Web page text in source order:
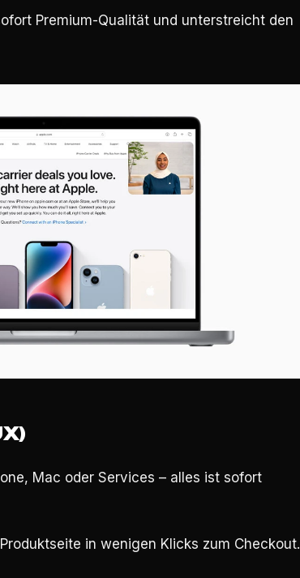
Premium-Qualität und unterstreicht den
Mac oder Services – alles ist sofort
in wenigen Klicks zum Checkout.